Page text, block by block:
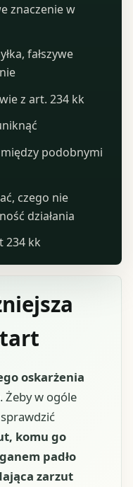
oskarżenia
. Żeby w ogóle
komu go
padło
zarzut
znaczenie w
fałszywe
z art. 234 kk
podobnymi
czego nie
działania
234 kk